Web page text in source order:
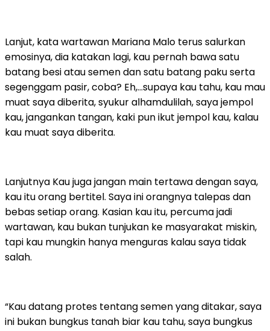
Lanjut, kata wartawan Mariana Malo terus salurkan
emosinya, dia katakan lagi, kau pernah bawa satu
batang besi atau semen dan satu batang paku serta
segenggam pasir, coba? Eh,…supaya kau tahu, kau mau
muat saya diberita, syukur alhamdulilah, saya jempol
kau, jangankan tangan, kaki pun ikut jempol kau, kalau
kau muat saya diberita.
Lanjutnya Kau juga jangan main tertawa dengan saya,
kau itu orang bertitel. Saya ini orangnya talepas dan
bebas setiap orang. Kasian kau itu, percuma jadi
wartawan, kau bukan tunjukan ke masyarakat miskin,
tapi kau mungkin hanya menguras kalau saya tidak
salah.
“Kau datang protes tentang semen yang ditakar, saya
ini bukan bungkus tanah biar kau tahu, saya bungkus